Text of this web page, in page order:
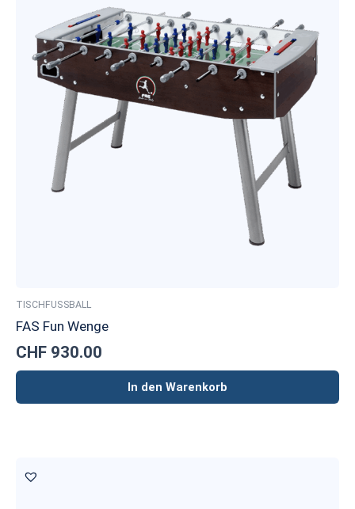
TISCHFUSSBALL
FAS Fun Wenge
CHF 930.00
In den Warenkorb